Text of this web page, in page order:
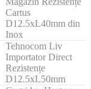
Cartus
D12.5xL40mm din
Inox
Tehnocom Liv
Importator Direct
Rezistențe
D12.5xL50mm